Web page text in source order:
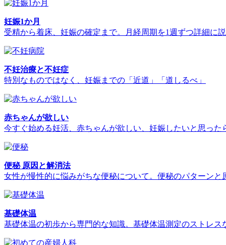
妊娠1か月
受精から着床、妊娠の確定まで。月経周期を1週ずつ詳細に
不妊治療と不妊症
特別なものではなく、妊娠までの「近道」「道しるべ」
赤ちゃんが欲しい
今すぐ始める妊活、赤ちゃんが欲しい、妊娠したいと思った
便秘 原因と解消法
女性が慢性的に悩みがちな便秘について。便秘のパターンと
基礎体温
基礎体温の初歩から専門的な知識。基礎体温測定のストレス